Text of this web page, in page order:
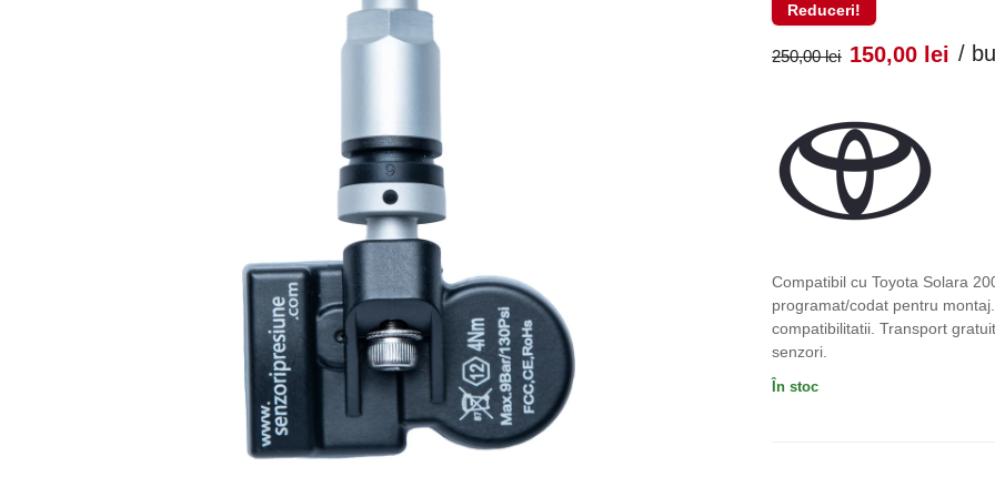
Reduceri!
250,00lei Prețul
a
fost:
150,00 lei /
Compatibil cu Toyota Solara
programat/codat pentru
compatibilitatii. Transport
senzori.
În stoc